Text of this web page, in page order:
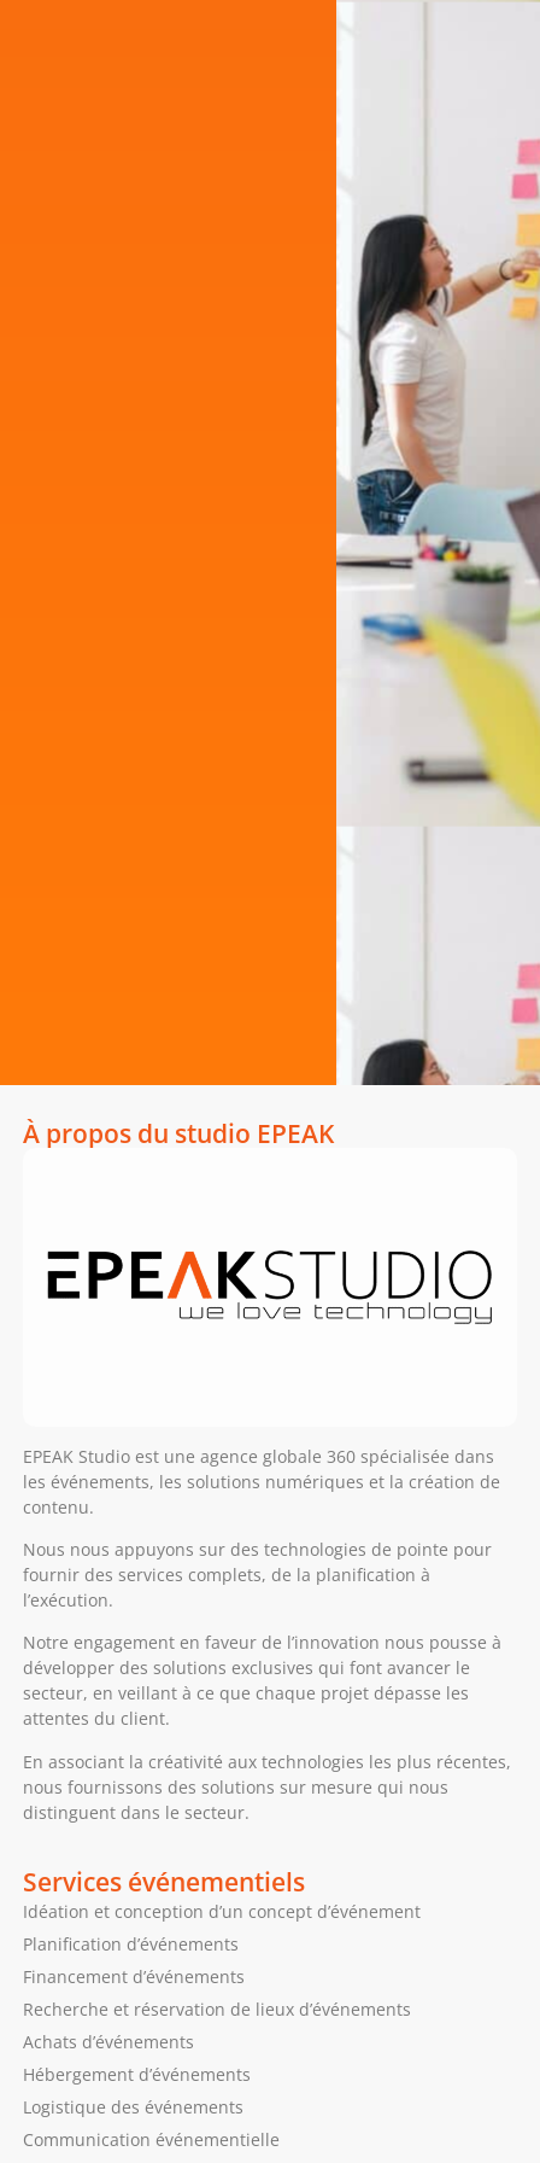
À propos du studio EPEAK
EPEAK Studio est une agence globale 360 spécialisée dans
les événements, les solutions numériques et la création de
contenu.
Nous nous appuyons sur des technologies de pointe pour
fournir des services complets, de la planification à
l’exécution.
Notre engagement en faveur de l’innovation nous pousse à
développer des solutions exclusives qui font avancer le
secteur, en veillant à ce que chaque projet dépasse les
attentes du client.
En associant la créativité aux technologies les plus récentes,
nous fournissons des solutions sur mesure qui nous
distinguent dans le secteur.
Services événementiels
Idéation et conception d’un concept d’événement
Planification d’événements
Financement d’événements
Recherche et réservation de lieux d’événements
Achats d’événements
Hébergement d’événements
Logistique des événements
Communication événementielle